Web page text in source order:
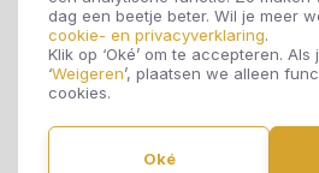
dag een beetje beter. Wil je meer
cookie- en privacyverklaring.
Klik op ‘Oké’ om te accepteren.
‘Weigeren’, plaatsen we alleen
cookies.
Oké
Vivero
Ambiant Vivero PVC vloeren zijn
of visgraat, in zes kleuren van Light